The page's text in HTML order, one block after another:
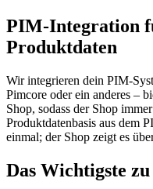
PIM-Integration
Produktdaten
Wir integrieren dein PIM-
Pimcore oder ein anderes –
Shop, sodass der Shop
Produktdatenbasis aus dem
einmal; der Shop zeigt es
Das Wichtigste